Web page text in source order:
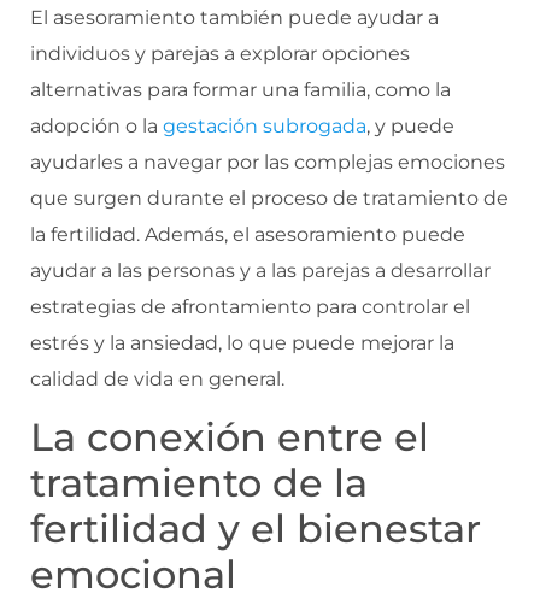
El asesoramiento también puede ayudar a
individuos y parejas a explorar opciones
alternativas para formar una familia, como la
adopción o la gestación subrogada, y puede
ayudarles a navegar por las complejas emociones
que surgen durante el proceso de tratamiento de
la fertilidad. Además, el asesoramiento puede
ayudar a las personas y a las parejas a desarrollar
estrategias de afrontamiento para controlar el
estrés y la ansiedad, lo que puede mejorar la
calidad de vida en general.
La conexión entre el
tratamiento de la
fertilidad y el bienestar
emocional